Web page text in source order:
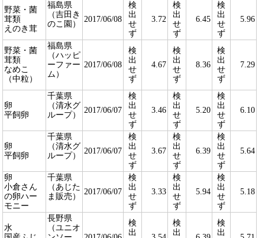
野菜・菌
茸類
えのき茸
福島県
（吉田き
のこ園）
2017/06/08
検
出
せ
ず
3.72
検
出
せ
ず
6.45
検
出
せ
ず
5.96
野菜・菌
茸類
なめこ
（中粒）
福島県
（ハッピ
ーファー
ム）
2017/06/08
検
出
せ
ず
4.67
検
出
せ
ず
8.36
検
出
せ
ず
7.29
卵
平飼卵
千葉県
（清水グ
ループ）
2017/06/07
検
出
せ
ず
3.46
検
出
せ
ず
5.20
検
出
せ
ず
6.10
卵
平飼卵
千葉県
（清水グ
ループ）
2017/06/07
検
出
せ
ず
3.67
検
出
せ
ず
6.39
検
出
せ
ず
5.64
卵
小倉さん
の卵ハー
モニー
千葉県
（あじた
ま販売）
2017/06/07
検
出
せ
ず
3.33
検
出
せ
ず
5.94
検
出
せ
ず
5.18
水
長野県
（ユニオ
検
出
検
出
検
出